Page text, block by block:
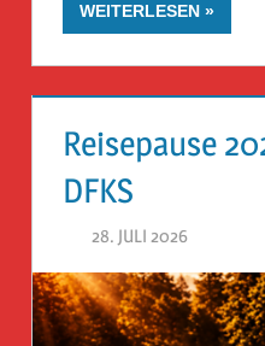
WEITERLESEN
Reisepause
DFKS
28. JULI 2026